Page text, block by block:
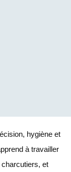
hygiène et
à travailler
et